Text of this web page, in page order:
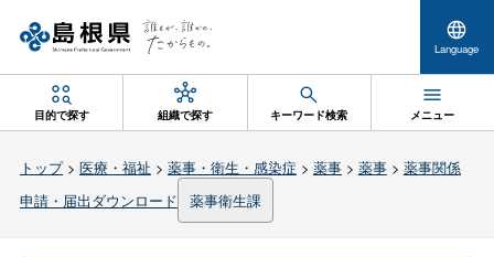
Language
目的で探す 組織で探す キーワード検索 メニュー
トップ> 医療・福祉 > 薬事・衛生・感染症 > 薬事> 薬事> 薬事関係
申請・届出ダウンロード
薬事衛生課